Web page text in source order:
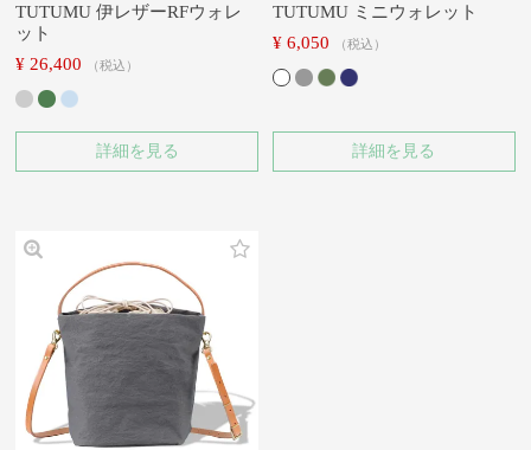
TUTUMU 伊レザーRFウォレ
ット
¥ 26,400 税込
詳細を見る
TUTUMU ミニウォレット
¥ 6,050 税込
詳細を見る